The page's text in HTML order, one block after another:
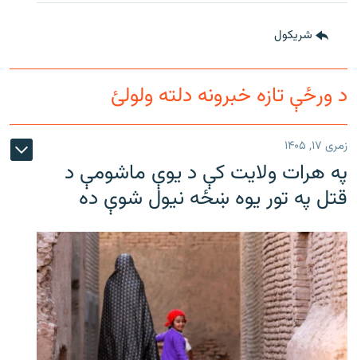
شريکول
د ورځې تازه خبرونه دلته ولولئ
زمری ۱۷, ۱۴۰۵
په هرات ولایت کې د یوې ماشومې د
قتل په تور یوه ښځه نیول شوې ده